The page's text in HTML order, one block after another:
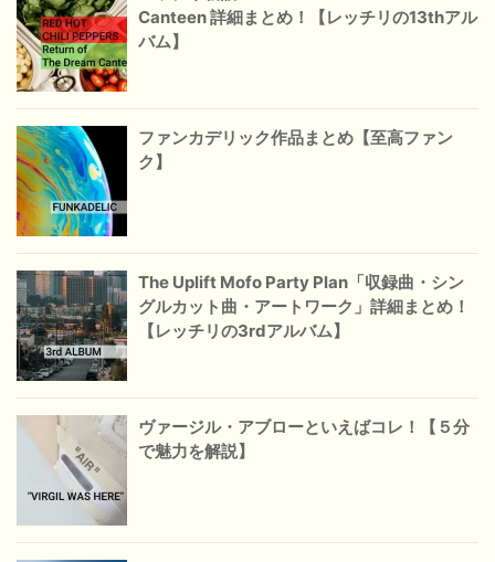
Canteen 詳細まとめ！【レッチリの13thアル
バム】
ファンカデリック作品まとめ【至高ファン
ク】
The Uplift Mofo Party Plan「収録曲・シン
グルカット曲・アートワーク」詳細まとめ！
【レッチリの3rdアルバム】
ヴァージル・アブローといえばコレ！【５分
で魅力を解説】